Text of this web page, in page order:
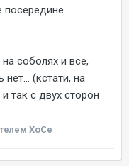
посередине
соболях и всё,
(кстати, на
так с двух сторон
ХоСе